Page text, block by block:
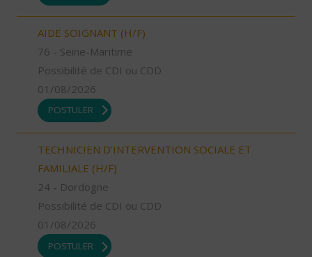
AIDE SOIGNANT (H/F)
76 - Seine-Maritime
Possibilité de CDI ou CDD
01/08/2026
POSTULER
TECHNICIEN D’INTERVENTION SOCIALE ET
FAMILIALE (H/F)
24 - Dordogne
Possibilité de CDI ou CDD
01/08/2026
POSTULER